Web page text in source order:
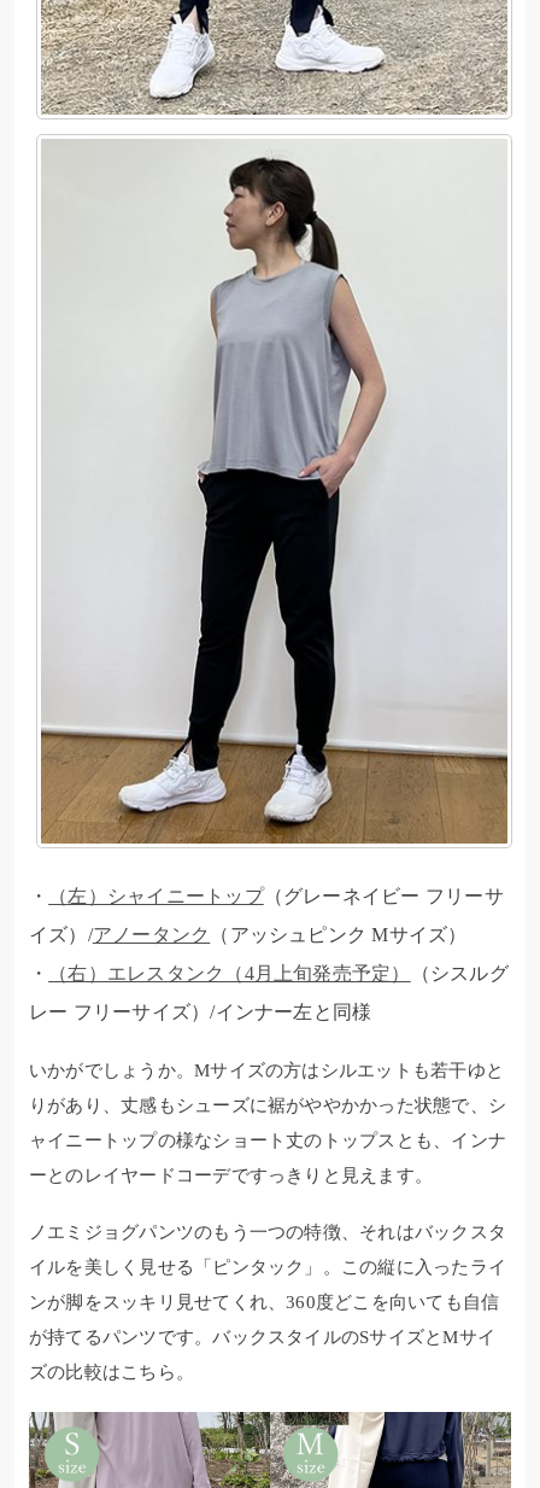
・ （左）シャイニートップ（グレーネイビー フリーサ
イズ）/アノータンク
（アッシュピンク Mサイズ）
・
（右）エレスタンク（4月上旬発売予定）
（シスルグ
レー フリーサイズ）/インナー左と同様
いかがでしょうか。Mサイズの方はシルエットも若干ゆと
りがあり、丈感もシューズに裾がややかかった状態で、シ
ャイニートップの様なショート丈のトップスとも、インナ
ーとのレイヤードコーデですっきりと見えます。
ノエミジョグパンツのもう一つの特徴、それはバックスタ
イルを美しく見せる「ピンタック」。この縦に入ったライ
ンが脚をスッキリ見せてくれ、360度どこを向いても自信
が持てるパンツです。バックスタイルのSサイズとMサイ
ズの比較はこちら。